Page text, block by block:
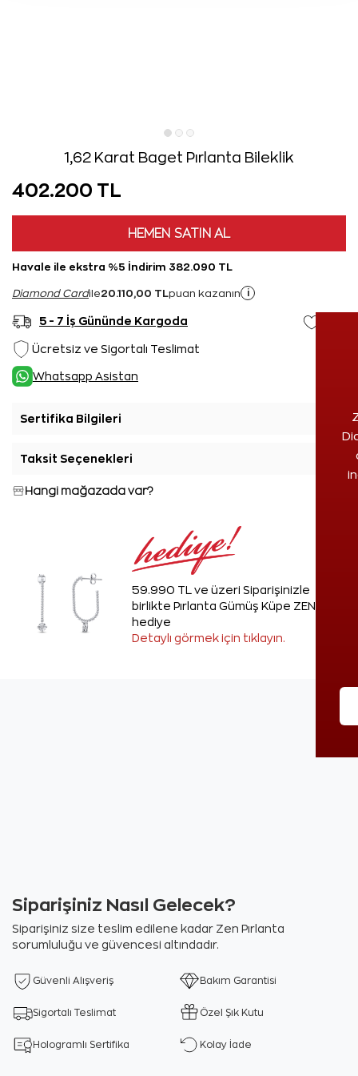
1,62 Karat Baget Pırlanta Bileklik
402.200 TL
HEMEN SATIN AL
Havale ile ekstra %5 İndirim 382.090 TL
Diamond Cardile20.110,00 TL puan kazanın i
5 - 7 İş Gününde Kargoda
Ücretsiz ve Sigortalı Teslimat
Whatsapp Asistan
Sertifika Bilgileri
Taksit Seçenekleri
Hangi mağazada var?
59.990 TL ve üzeri Siparişinizle
birlikte Pırlanta Gümüş Küpe ZEN'den
hediye
Detaylı görmek için tıklayın.
Siparişiniz Nasıl Gelecek?
Siparişiniz size teslim edilene kadar Zen Pırlanta
sorumluluğu ve güvencesi altındadır.
Güvenli Alışveriş Bakım Garantisi
Sigortalı Teslimat Özel Şık Kutu
Hologramlı Sertifika Kolay İade